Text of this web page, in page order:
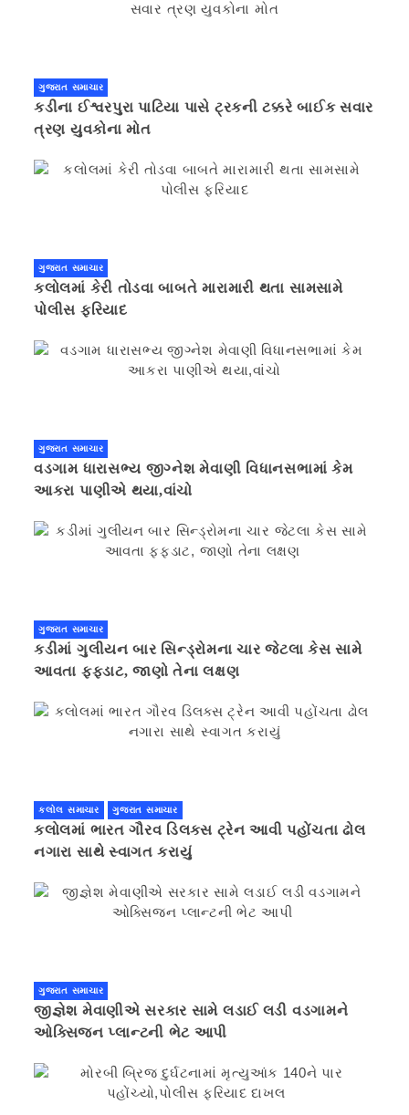
ગુજરાત સમાચાર
કડીના ઈશ્વરપુરા પાટિયા પાસે ટ્રકની ટક્કરે બાઈક સવાર
ત્રણ યુવકોના મોત
ગુજરાત સમાચાર
કલોલમાં કેરી તોડવા બાબતે મારામારી થતા સામસામે
પોલીસ ફરિયાદ
ગુજરાત સમાચાર
વડગામ ધારાસભ્ય જીગ્નેશ મેવાણી વિધાનસભામાં કેમ
આકરા પાણીએ થયા,વાંચો
ગુજરાત સમાચાર
કડીમાં ગુલીયન બાર સિન્ડ્રોમના ચાર જેટલા કેસ સામે
આવતા ફફડાટ, જાણો તેના લક્ષણ
કલોલ સમાચાર ગુજરાત સમાચાર
કલોલમાં ભારત ગૌરવ ડિલક્સ ટ્રેન આવી પહોંચતા ઢોલ
નગારા સાથે સ્વાગત કરાયું
ગુજરાત સમાચાર
જીજ્ઞેશ મેવાણીએ સરકાર સામે લડાઈ લડી વડગામને
ઓક્સિજન પ્લાન્ટની ભેટ આપી